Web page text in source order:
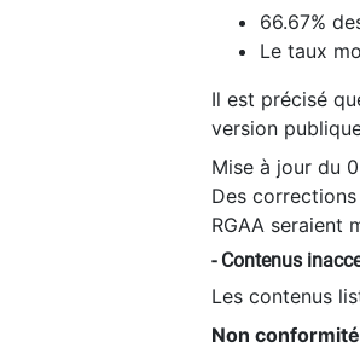
66.67%
Le taux
Il est précisé
version
Mise à jour du
Des
RGAA seraient
- Contenus
Les contenus
Non conformité